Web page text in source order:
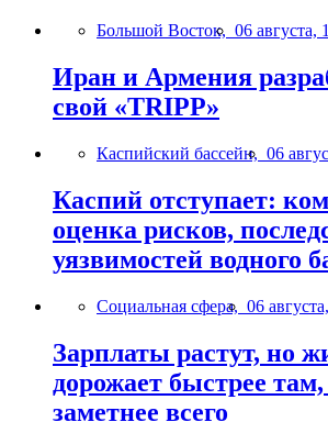
Большой Восток, 06 августа,
Иран и Армения
свой «TRIPP»
Каспийский бассейн, 06
Каспий отступает:
оценка рисков,
уязвимостей водного
Социальная сфера, 06
Зарплаты растут, но
дорожает быстрее там,
заметнее всего